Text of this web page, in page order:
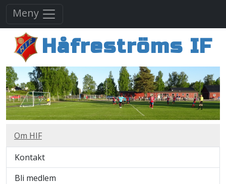
Meny
Håfreströms IF
Om HIF
Kontakt
Bli medlem